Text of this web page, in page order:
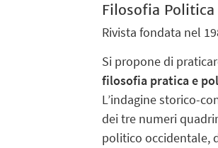
Filosofia Politica
Rivista fondata nel
Si propone di
filosofia pratica e
L’indagine storico-
dei tre numeri
politico occidentale,